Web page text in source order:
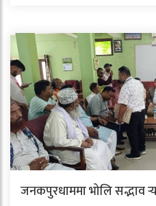
जनकपुरधाममा भोलि सद्भाव